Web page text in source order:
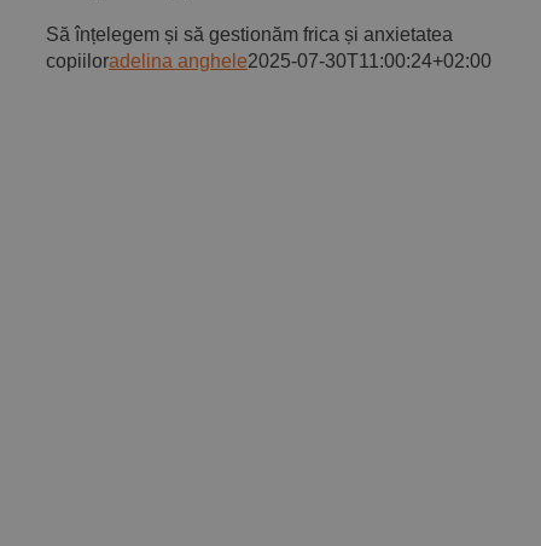
Să înțelegem și să gestionăm frica și anxietatea
copiiloradelina anghele2025-07-30T11:00:24+02:00